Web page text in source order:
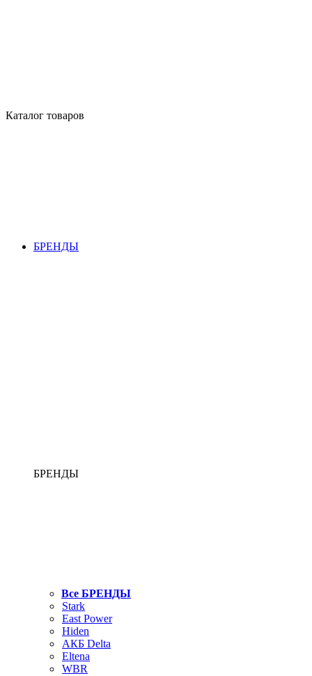
Каталог товаров
БРЕНДЫ
БРЕНДЫ
Все БРЕНДЫ
Stark
East Power
Hiden
АКБ Delta
Eltena
WBR